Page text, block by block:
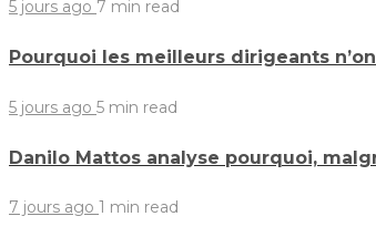
5 jours ago 7 min read
Pourquoi les meilleurs dirigeants
5 jours ago 5 min read
Danilo Mattos analyse pourquoi,
7 jours ago 1 min read